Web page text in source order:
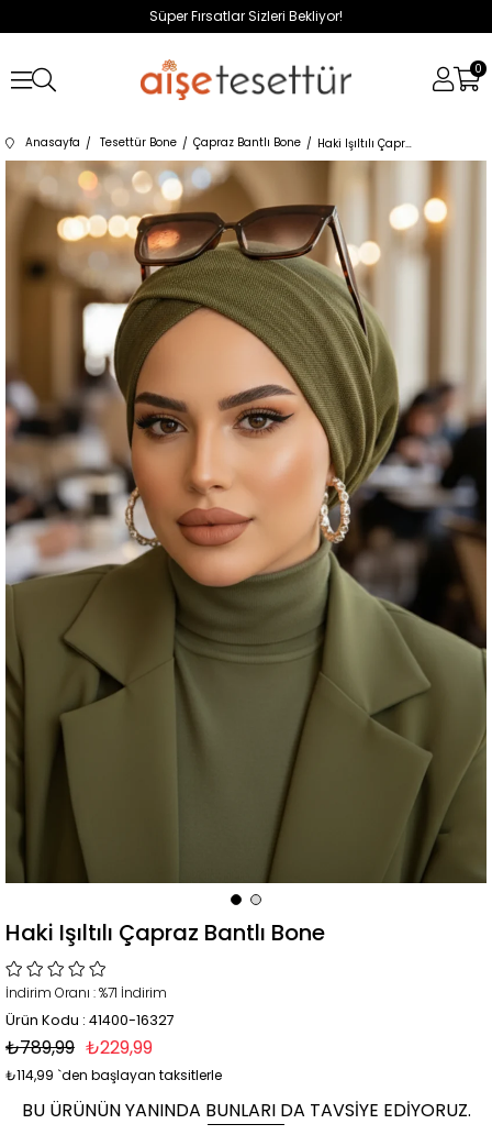
Süper Fırsatlar Sizleri Bekliyor!
0
Anasayfa Tesettür Bone Çapraz Bantlı Bone Haki Işıltılı Çapraz Bantlı Bone
Haki Işıltılı Çapraz Bantlı Bone
İndirim Oranı :%71 İndirim
Ürün Kodu : 41400-16327
₺789,99 ₺229,99
₺114,99 `den başlayan taksitlerle
BU ÜRÜNÜN YANINDA BUNLARI DA TAVSIYE EDIYORUZ.